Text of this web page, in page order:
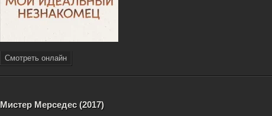
Смотреть онлайн
Мистер Мерседес (2017)